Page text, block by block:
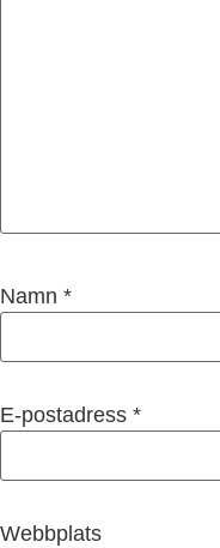
Namn *
E-postadress *
Webbplats